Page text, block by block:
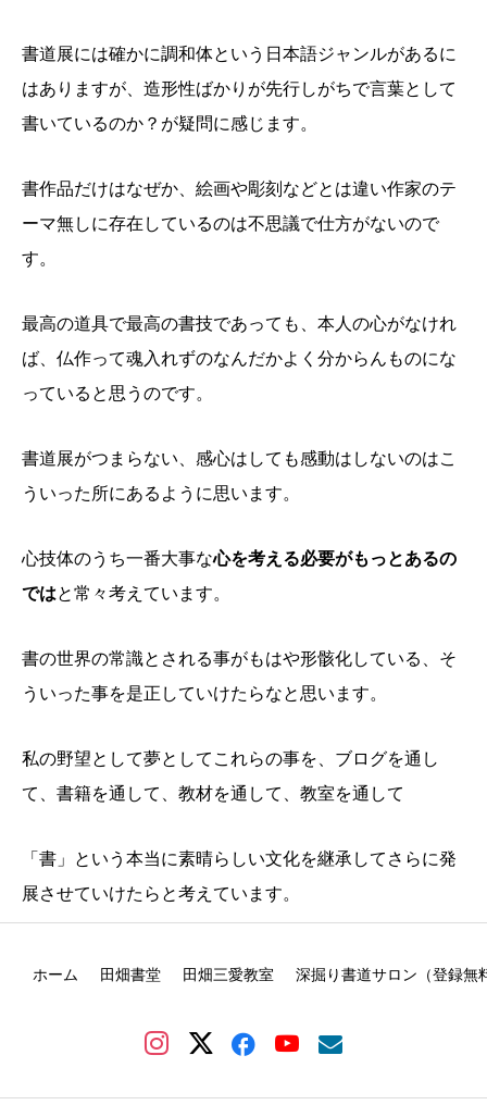
書道展には確かに調和体という日本語ジャンルがあるに
はありますが、造形性ばかりが先行しがちで言葉として
書いているのか？が疑問に感じます。
書作品だけはなぜか、絵画や彫刻などとは違い作家のテ
ーマ無しに存在しているのは不思議で仕方がないので
す。
最高の道具で最高の書技であっても、本人の心がなけれ
ば、仏作って魂入れずのなんだかよく分からんものにな
っていると思うのです。
書道展がつまらない、感心はしても感動はしないのはこ
ういった所にあるように思います。
心技体のうち一番大事な心を考える必要がもっとあるの
ではと常々考えています。
書の世界の常識とされる事がもはや形骸化している、そ
ういった事を是正していけたらなと思います。
私の野望として夢としてこれらの事を、ブログを通し
て、書籍を通して、教材を通して、教室を通して
「書」という本当に素晴らしい文化を継承してさらに発
展させていけたらと考えています。
ホーム 田畑書堂 田畑三愛教室 深掘り書道サロン（登録無